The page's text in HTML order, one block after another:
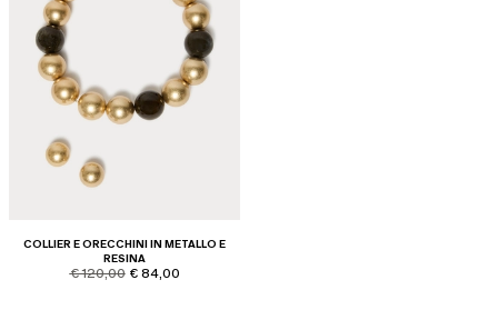
COLLIER E ORECCHINI IN METALLO E
RESINA
product.price.original
€ 120,00 product.price.sale
€ 84,00